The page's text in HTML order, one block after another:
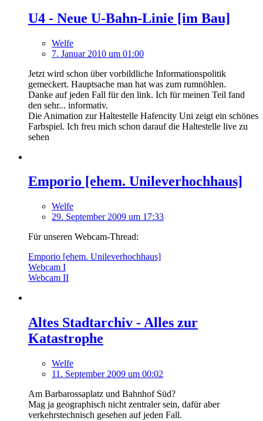
U4 - Neue U-Bahn-Linie [im Bau]
Welfe
7. Januar 2010 um 01:00
Jetzt wird schon über vorbildliche Informationspolitik
gemeckert. Hauptsache man hat was zum rumnöhlen.
Danke auf jeden Fall für den link. Ich für meinen Teil fand
den sehr... informativ.
Die Animation zur Haltestelle Hafencity Uni zeigt ein schönes
Farbspiel. Ich freu mich schon darauf die Haltestelle live zu
sehen
Emporio [ehem. Unileverhochhaus]
Welfe
29. September 2009 um 17:33
Für unseren Webcam-Thread:
Emporio [ehem. Unileverhochhaus]
Webcam I
Webcam II
Altes Stadtarchiv - Alles zur
Katastrophe
Welfe
11. September 2009 um 00:02
Am Barbarossaplatz und Bahnhof Süd?
Mag ja geographisch nicht zentraler sein, dafür aber
verkehrstechnisch gesehen auf jeden Fall.